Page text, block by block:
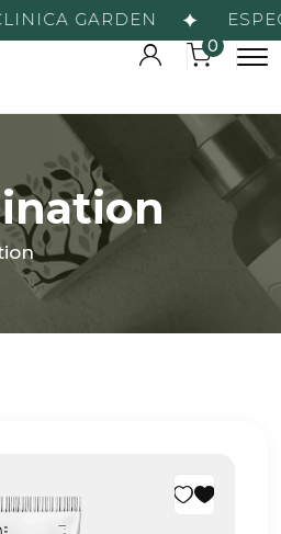
GARDEN
0